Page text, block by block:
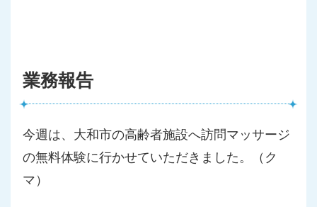
業務報告
今週は、大和市の高齢者施設へ訪問マッサージ
の無料体験に行かせていただきました。（ク
マ）